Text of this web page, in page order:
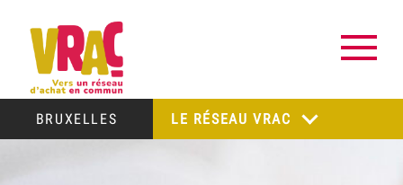
BRUXELLES LE RÉSEAU VRAC